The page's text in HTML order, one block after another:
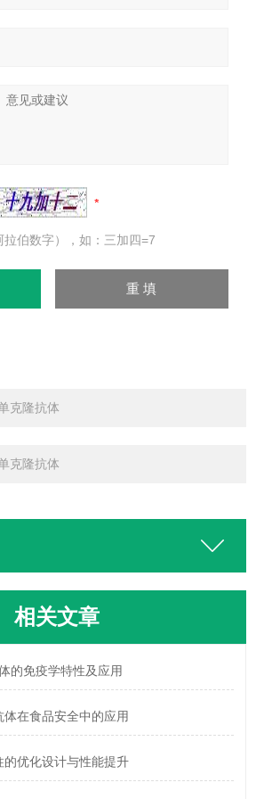
伯数字），如：三加四=7
克隆抗体
克隆抗体
相关文章
的免疫学特性及应用
在食品安全中的应用
优化设计与性能提升